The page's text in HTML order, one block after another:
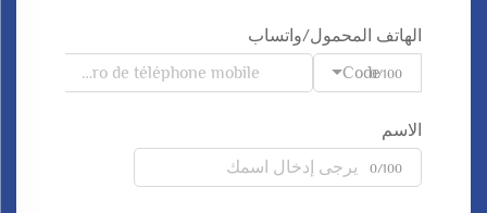
الهاتف المحمول/واتساب
Code0/100
الاسم
0/100